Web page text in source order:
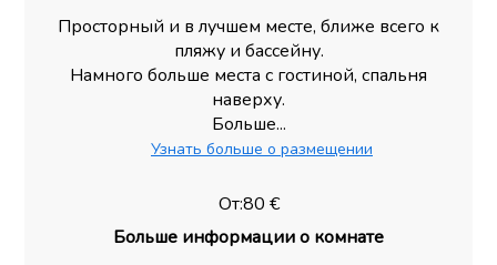
Просторный и в лучшем месте, ближе всего к
пляжу и бассейну.
Намного больше места с гостиной, спальня
наверху.
Больше...
Узнать больше о размещении
От:80 €
Больше информации о комнате